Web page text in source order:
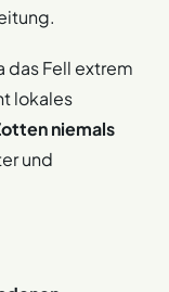
das Fell extrem
lokales
niemals
und